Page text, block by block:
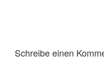
Schreibe einen